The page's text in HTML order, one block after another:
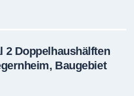
2 Doppelhaushälften
Baugebiet